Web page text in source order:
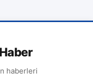
haberleri